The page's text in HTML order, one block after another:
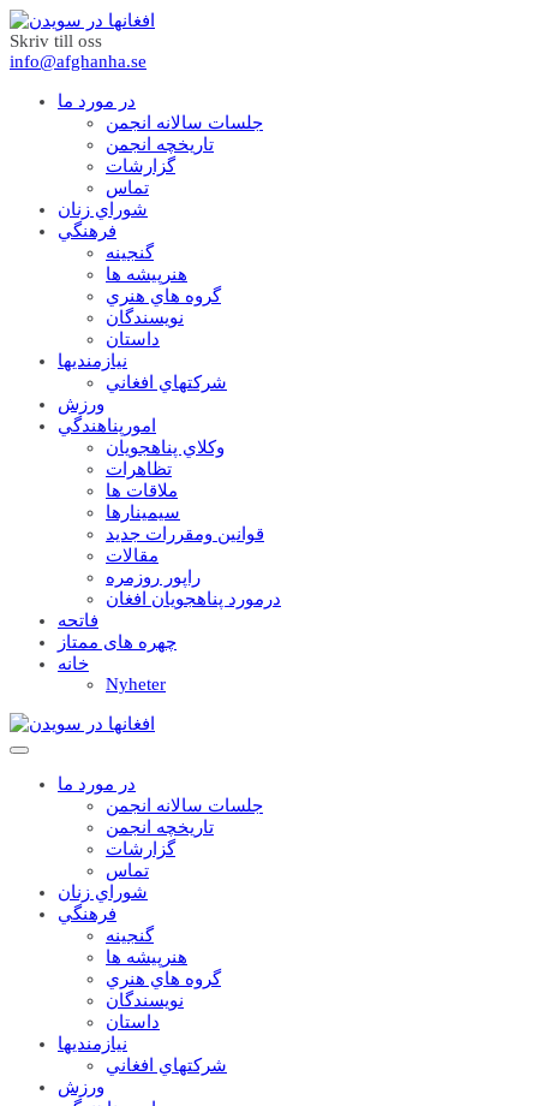
Skriv till oss
info@afghanha.se
در مورد ما
جلسات سالانه انجمن
تاریخچه انجمن
گزارشات
تماس
شوراي زنان
فرهنگي
گنجينه
هنرپيشه ها
گروه هاي هنري
نويسندگان
داستان
نيازمنديها
شرکتهاي افغاني
ورزش
امورپناهندگي
وکلاي پناهجويان
تظاهرات
ملاقات ها
سيمينارها
قوانين ومقررات جديد
مقالات
راپور روزمره
درمورد پناهجويان افغان
فاتحه
چهره های ممتاز
خانه
Nyheter
در مورد ما
جلسات سالانه انجمن
تاریخچه انجمن
گزارشات
تماس
شوراي زنان
فرهنگي
گنجينه
هنرپيشه ها
گروه هاي هنري
نويسندگان
داستان
نيازمنديها
شرکتهاي افغاني
ورزش